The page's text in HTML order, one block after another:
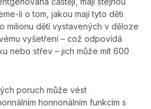
Ii o tom, jakou mají tyto děti
milionu dětí vystavených v děloze
vyšetření – což odpovídá
nebo střev – jich může mít 600
poruch může vést
honnonálním funkcím s